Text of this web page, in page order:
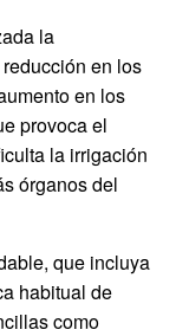
la
en los
en los
provoca el
la irrigación
órganos del
que incluya
habitual de
como